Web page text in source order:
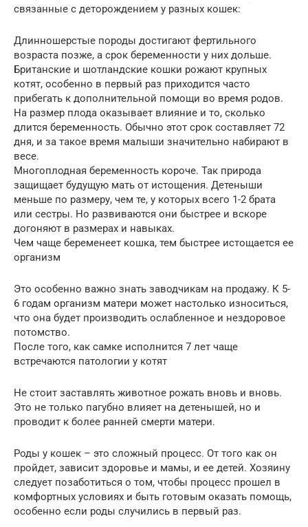
связанные с деторождением у разных кошек:
Длинношерстые породы достигают фертильного
возраста позже, а срок беременности у них дольше.
Британские и шотландские кошки рожают крупных
котят, особенно в первый раз приходится часто
прибегать к дополнительной помощи во время родов.
На размер плода оказывает влияние и то, сколько
длится беременность. Обычно этот срок составляет 72
дня, и за такое время малыши значительно набирают в
весе.
Многоплодная беременность короче. Так природа
защищает будущую мать от истощения. Детеныши
меньше по размеру, чем те, у которых всего 1-2 брата
или сестры. Но развиваются они быстрее и вскоре
догоняют в размерах и навыках.
Чем чаще беременеет кошка, тем быстрее истощается ее
организм
Это особенно важно знать заводчикам на продажу. К 5-
6 годам организм матери может настолько износиться,
что она будет производить ослабленное и нездоровое
потомство.
После того, как самке исполнится 7 лет чаще
встречаются патологии у котят
Не стоит заставлять животное рожать вновь и вновь.
Это не только пагубно влияет на детенышей, но и
проводит к более ранней смерти матери.
Роды у кошек – это сложный процесс. От того как он
пройдет, зависит здоровье и мамы, и ее детей. Хозяину
следует позаботиться о том, чтобы процесс прошел в
комфортных условиях и быть готовым оказать помощь,
особенно если роды случились в первый раз.